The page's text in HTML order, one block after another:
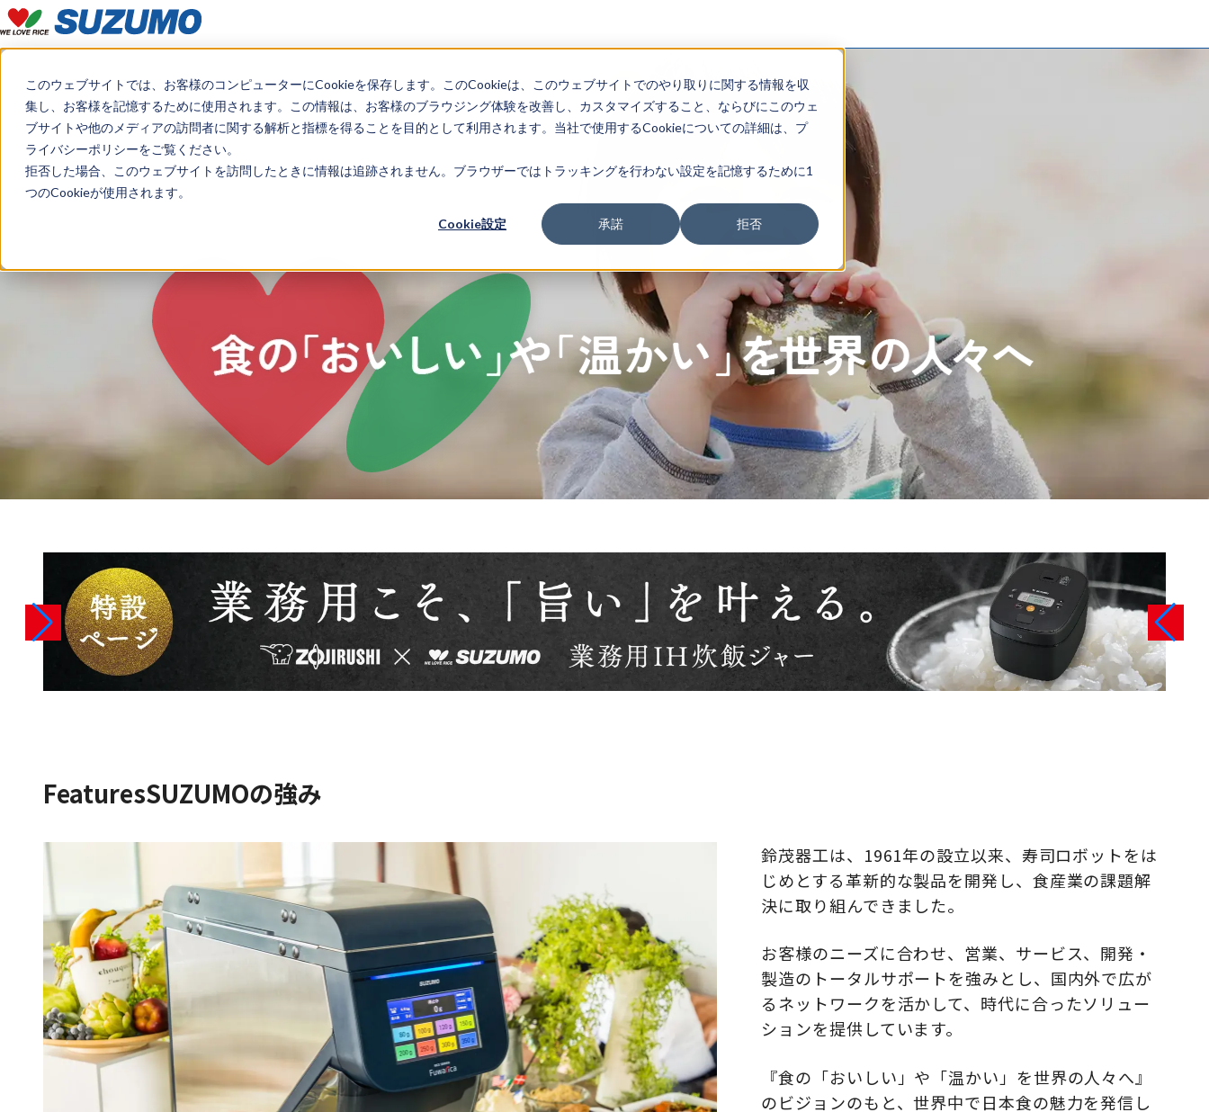
このウェブサイトでは、お客様のコンピューターにCookieを保存します。このCookieは、このウェブサイトでのやり取りに関する情報を収
集し、お客様を記憶するために使用されます。この情報は、お客様のブラウジング体験を改善し、カスタマイズすること、ならびにこのウェ
ブサイトや他のメディアの訪問者に関する解析と指標を得ることを目的として利用されます。当社で使用するCookieについての詳細は、プ
ライバシーポリシーをご覧ください。
拒否した場合、このウェブサイトを訪問したときに情報は追跡されません。ブラウザーではトラッキングを行わない設定を記憶するために1
つのCookieが使用されます。
Cookie設定 承諾 拒否
FeaturesSUZUMOの強み
鈴茂器工は、1961年の設立以来、寿司ロボットをは
じめとする革新的な製品を開発し、食産業の課題解
決に取り組んできました。​
お客様のニーズに合わせ、営業、サービス、開発・
製造のトータルサポートを強みとし、国内外で広が
るネットワークを活かして、時代に合ったソリュー
ションを提供しています。​
『食の「おいしい」や「温かい」を世界の人々へ』
のビジョンのもと、世界中で日本食の魅力を発信し